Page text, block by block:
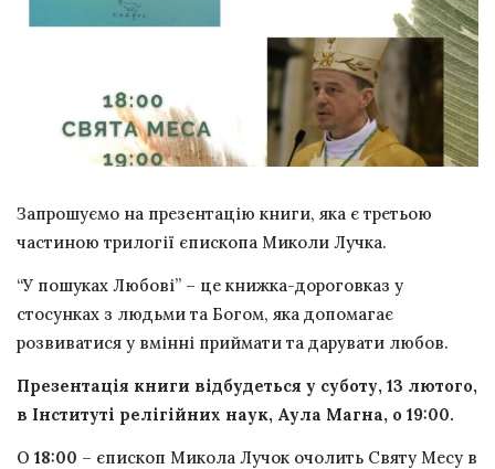
Запрошуємо на презентацію книги, яка є третьою
частиною трилогії єпископа Миколи Лучка.
“У пошуках Любові” – це книжка-дороговказ у
стосунках з людьми та Богом, яка допомагає
розвиватися у вмінні приймати та дарувати любов.
Презентація книги відбудеться у суботу, 13 лютого,
в Інституті релігійних наук, Аула Магна, о 19:00.
О 18:00 – єпископ Микола Лучок очолить Святу Месу в